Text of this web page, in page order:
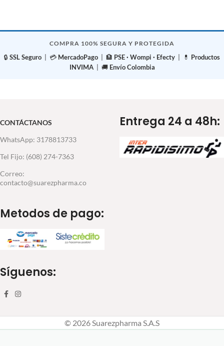
COMPRA 100% SEGURA Y PROTEGIDA
🔒 SSL Seguro | 💳 MercadoPago | 🏦 PSE · Wompi · Efecty | 💊 Productos
INVIMA| 🚚 Envío Colombia
CONTÁCTANOS
WhatsApp: 3178813733
Tel Fijo: (608) 274-7363
Correo:
contacto@suarezpharma.co
Metodos de pago:
Entrega 24 a 48h:
Síguenos:
© 2026 Suarezpharma S.A.S